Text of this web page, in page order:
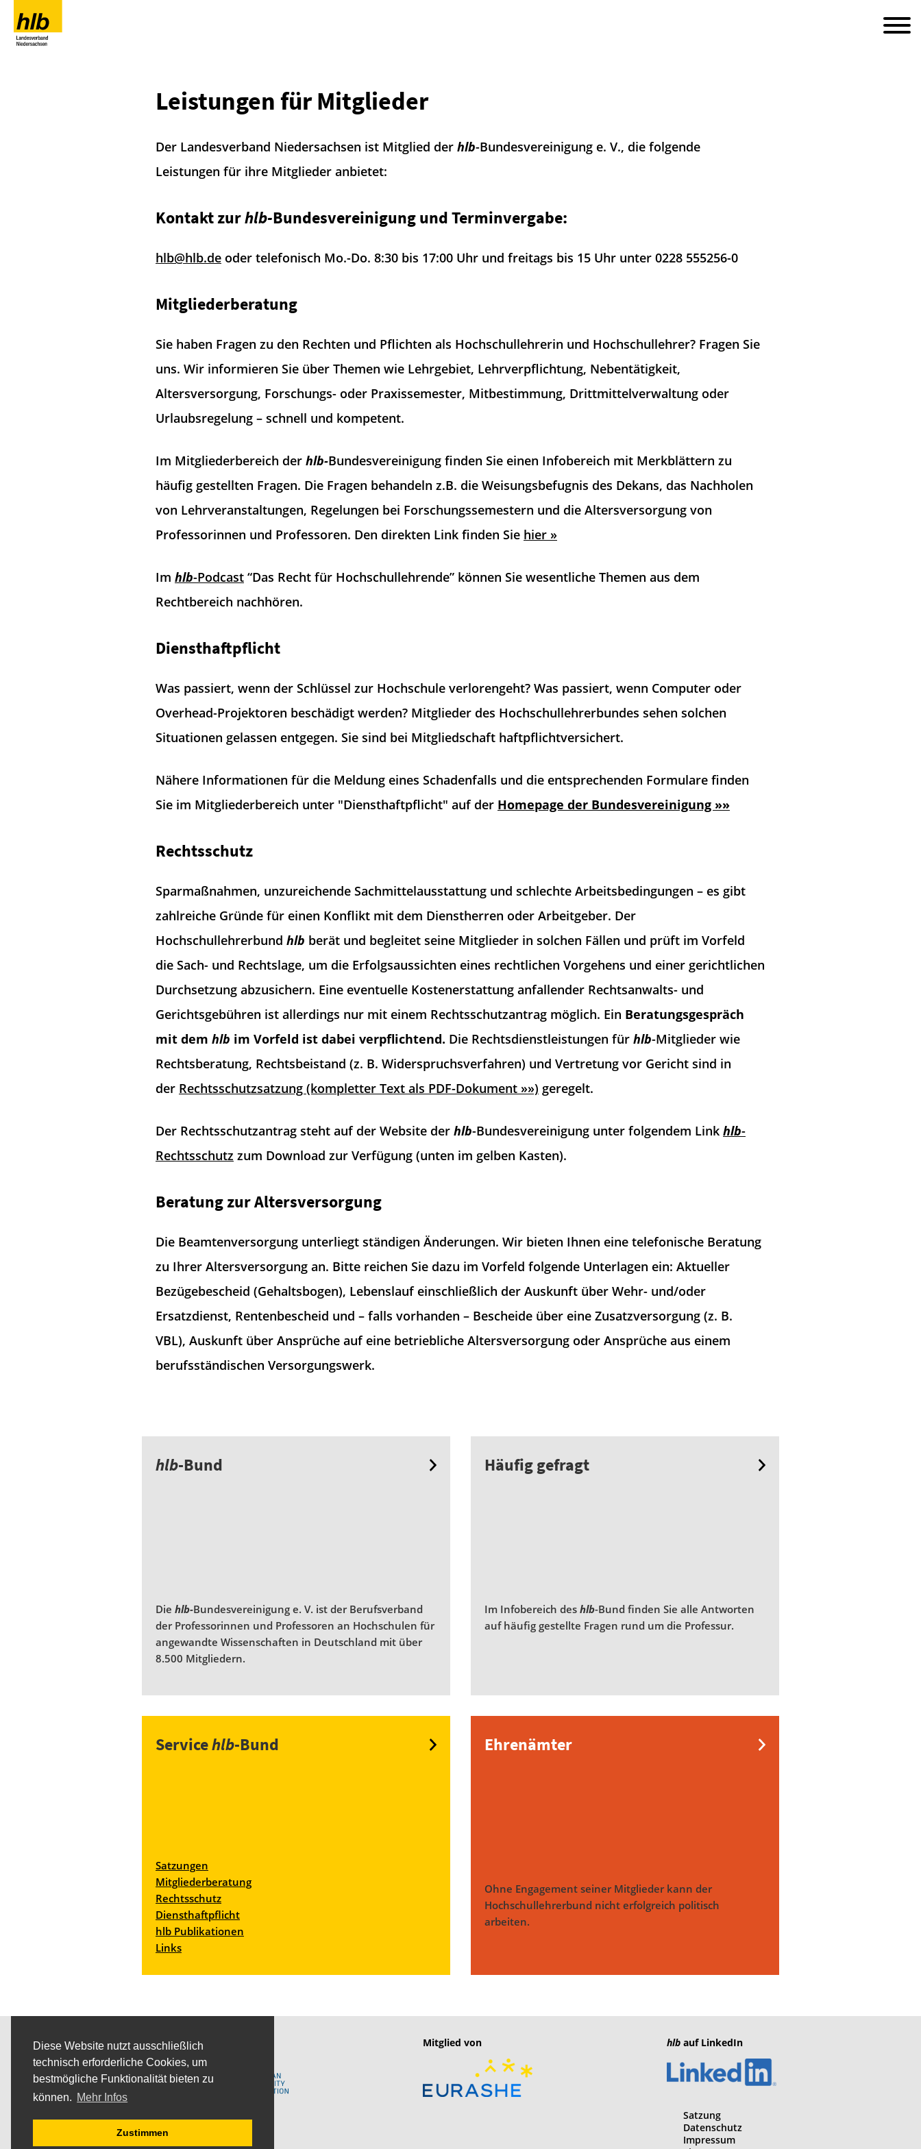
Diese Website nutzt ausschließlich
technisch erforderliche Cookies, um
bestmögliche Funktionalität bieten zu
können. Mehr Infos
Zustimmen
Leistungen für Mitglieder
Der Landesverband Niedersachsen ist Mitglied der hlb-Bundesvereinigung e. V., die folgende
Leistungen für ihre Mitglieder anbietet:
Kontakt zurhlb-Bundesvereinigung und Terminvergabe:
hlb@hlb.de oder telefonisch Mo.-Do. 8:30 bis 17:00 Uhr und freitags bis 15 Uhr unter 0228 555256-0
Mitgliederberatung
Sie haben Fragen zu den Rechten und Pflichten als Hochschullehrerin und Hochschullehrer? Fragen Sie
uns. Wir informieren Sie über Themen wie Lehrgebiet, Lehrverpflichtung, Nebentätigkeit,
Altersversorgung, Forschungs- oder Praxissemester, Mitbestimmung, Drittmittelverwaltung oder
Urlaubsregelung – schnell und kompetent.
Im Mitgliederbereich der hlb-Bundesvereinigung finden Sie einen Infobereich mit Merkblättern zu
häufig gestellten Fragen. Die Fragen behandeln z.B. die Weisungsbefugnis des Dekans, das Nachholen
von Lehrveranstaltungen, Regelungen bei Forschungssemestern und die Altersversorgung von
Professorinnen und Professoren. Den direkten Link finden Sie hier »
Im hlb-Podcast “Das Recht für Hochschullehrende” können Sie wesentliche Themen aus dem
Rechtbereich nachhören.
Diensthaftpflicht
Was passiert, wenn der Schlüssel zur Hochschule verlorengeht? Was passiert, wenn Computer oder
Overhead-Projektoren beschädigt werden? Mitglieder des Hochschullehrerbundes sehen solchen
Situationen gelassen entgegen. Sie sind bei Mitgliedschaft haftpflichtversichert.
Nähere Informationen für die Meldung eines Schadenfalls und die entsprechenden Formulare finden
Sie im Mitgliederbereich unter "Diensthaftpflicht" auf der Homepage der Bundesvereinigung »»
Rechtsschutz
Sparmaßnahmen, unzureichende Sachmittelausstattung und schlechte Arbeitsbedingungen – es gibt
zahlreiche Gründe für einen Konflikt mit dem Dienstherren oder Arbeitgeber. Der
Hochschullehrerbund hlb berät und begleitet seine Mitglieder in solchen Fällen und prüft im Vorfeld
die Sach- und Rechtslage, um die Erfolgsaussichten eines rechtlichen Vorgehens und einer gerichtlichen
Durchsetzung abzusichern. Eine eventuelle Kostenerstattung anfallender Rechtsanwalts- und
Gerichtsgebühren ist allerdings nur mit einem Rechtsschutzantrag möglich. Ein Beratungsgespräch
mit dem hlb im Vorfeld ist dabei verpflichtend. Die Rechtsdienstleistungen für hlb-Mitglieder wie
Rechtsberatung, Rechtsbeistand (z. B. Widerspruchsverfahren) und Vertretung vor Gericht sind in
der Rechtsschutzsatzung (kompletter Text als PDF-Dokument »») geregelt.
Der Rechtsschutzantrag steht auf der Website der hlb-Bundesvereinigung unter folgendem Link hlb-
Rechtsschutz zum Download zur Verfügung (unten im gelben Kasten).
Beratung zur Altersversorgung
Die Beamtenversorgung unterliegt ständigen Änderungen. Wir bieten Ihnen eine telefonische Beratung
zu Ihrer Altersversorgung an. Bitte reichen Sie dazu im Vorfeld folgende Unterlagen ein: Aktueller
Bezügebescheid (Gehaltsbogen), Lebenslauf einschließlich der Auskunft über Wehr- und/oder
Ersatzdienst, Rentenbescheid und – falls vorhanden – Bescheide über eine Zusatzversorgung (z. B.
VBL), Auskunft über Ansprüche auf eine betriebliche Altersversorgung oder Ansprüche aus einem
berufsständischen Versorgungswerk.
hlb-Bund
Die hlb-Bundesvereinigung e. V. ist der Berufsverband
der Professorinnen und Professoren an Hochschulen für
angewandte Wissenschaften in Deutschland mit über
8.500 Mitgliedern.
Häufig gefragt
Im Infobereich des hlb-Bund finden Sie alle Antworten
auf häufig gestellte Fragen rund um die Professur.
Servicehlb-Bund
Satzungen
Mitgliederberatung
Rechtsschutz
Diensthaftpflicht
hlb Publikationen
Links
Ehrenämter
Ohne Engagement seiner Mitglieder kann der
Hochschullehrerbund nicht erfolgreich politisch
arbeiten.
Mitglied von Mitglied von hlb auf LinkedIn
Satzung
Datenschutz
Impressum